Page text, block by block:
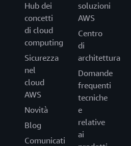
Hub dei
concetti
di cloud
computing
Sicurezza
nel
cloud
AWS
Novità
Blog
Comunicati
soluzioni
AWS
Centro
di
architettura
Domande
frequenti
tecniche
e
relative
ai